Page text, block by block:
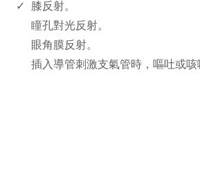
✓
膝反射。
瞳孔對光反射。
眼角膜反射。
插入導管刺激支氣管時，嘔吐或咳